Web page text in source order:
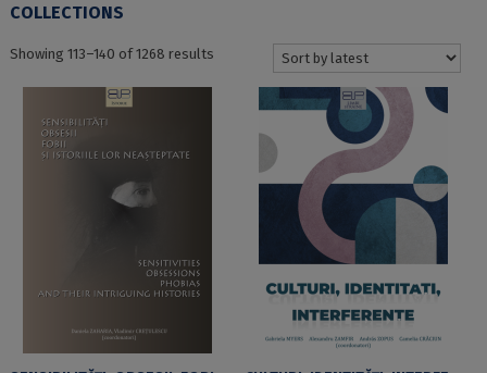
COLLECTIONS
Showing 113–140 of 1268 resultsSorted